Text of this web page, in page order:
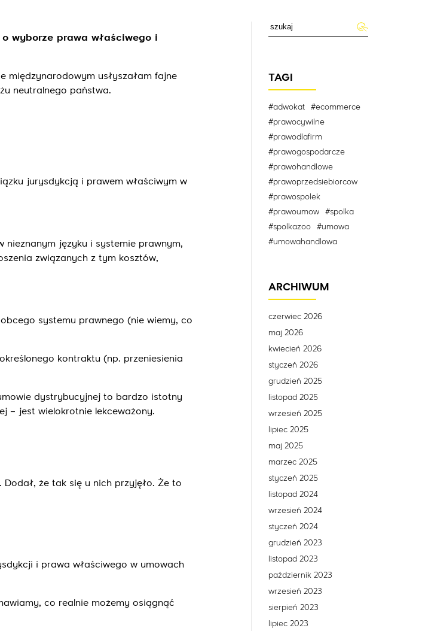
wyborze prawa właściwego i
międzynarodowym usłyszałam fajne
neutralnego państwa.
jurysdykcją i prawem właściwym w
nieznanym języku i systemie prawnym,
związanych z tym kosztów,
systemu prawnego (nie wiemy, co
kontraktu (np. przeniesienia
dystrybucyjnej to bardzo istotny
– jest wielokrotnie lekceważony.
że tak się u nich przyjęło. Że to
i prawa właściwego w umowach
co realnie możemy osiągnąć
TAGI
#adwokat
#ecommerce
#prawocywilne
#prawodlafirm
#prawogospodarcze
#prawohandlowe
#prawoprzedsiebiorcow
#prawospolek
#prawoumow
#spolka
#spolkazoo
#umowa
#umowahandlowa
ARCHIWUM
czerwiec 2026
maj 2026
kwiecień 2026
styczeń 2026
grudzień 2025
listopad 2025
wrzesień 2025
lipiec 2025
maj 2025
marzec 2025
styczeń 2025
listopad 2024
wrzesień 2024
styczeń 2024
grudzień 2023
listopad 2023
październik 2023
wrzesień 2023
sierpień 2023
lipiec 2023